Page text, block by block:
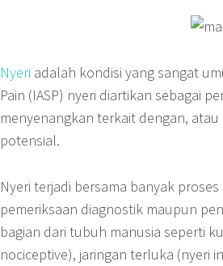
Nyeri adalah kondisi yang sangat
Pain (IASP) nyeri diartikan sebagai
menyenangkan terkait dengan,
potensial.
Nyeri terjadi bersama banyak
pemeriksaan diagnostik maupun
bagian dari tubuh manusia seperti
nociceptive), jaringan terluka (nyeri